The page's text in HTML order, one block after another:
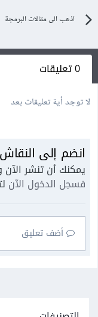
اذهب الى مقالات البرمجة
0 تعليقات
لا توجد أية تعليقات بعد
انضم إلى النقاش
يمكنك أن تنشر
فسجل الدخول الآن
أضف تعليق